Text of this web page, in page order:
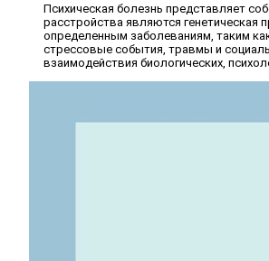
Психическая болезнь представляет
расстройства являются генетическая
определенным заболеваниям, таким
стрессовые события, травмы и
взаимодействия биологических,